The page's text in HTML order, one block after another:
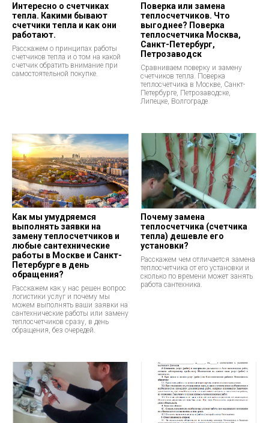
Интересно о счетчиках
тепла. Какими бывают
счетчики тепла и как они
работают.
Расскажем о принципах работы
счетчиков тепла и о том на какой
счетчик обратить внимание при
самостоятельной покупке.
Поверка или замена
теплосчетчиков. Что
выгоднее? Поверка
теплосчетчика Москва,
Санкт-Петербург,
Петрозаводск
Сравниваем поверку и замену
счетчиков тепла. Поверка
теплосчетчика в Москве, Санкт-
Петербурге, Петрозаводске,
Липецке, Волгограде
Как мы умудряемся
выполнять заявки на
замену теплосчетчиков и
любые сантехнические
работы в Москве и Санкт-
Петербурге в день
обращения?
Расскажем как у нас решен вопрос
логистики услуг и почему мы
можем выполнять ваши заявки на
сантехнические работы или замену
теплосчетчиков сразу, в день
обращения, без очередей.
Почему замена
теплосчетчика (счетчика
тепла) дешевле его
установки?
Расскажем чем отличается замена
теплосчетчика от его установки и
сколько по времени может занять
работа сантехника.